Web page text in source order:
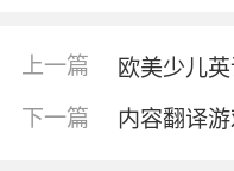
如家庭、学校、动
动画和互动游戏，
习英语。其免费版
单词、短语、句子
上一篇 欧美少儿
下一篇 内容翻译